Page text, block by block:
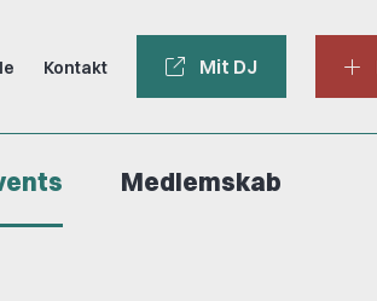
Kontakt Mit DJ
Medlemskab